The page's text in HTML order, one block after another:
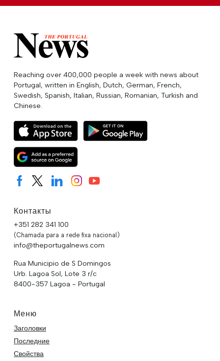
Reaching over 400,000 people a week with news about
Portugal, written in English, Dutch, German, French,
Swedish, Spanish, Italian, Russian, Romanian, Turkish and
Chinese.
Контакты
+351 282 341 100
(Chamada para a rede fixa nacional)
info@theportugalnews.com
Rua Municipio de S Domingos
Urb. Lagoa Sol, Lote 3 r/c
8400-357 Lagoa - Portugal
Меню
Заголовки
Последние
Свойства